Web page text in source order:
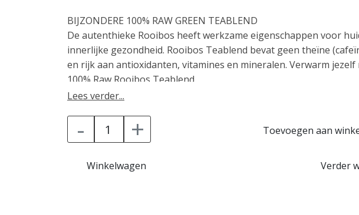
BIJZONDERE 100% RAW GREEN TEABLEND
De autenthieke Rooibos heeft werkzame eigenschappen voor
innerlijke gezondheid. Rooibos Teablend bevat geen theïne
en rijk aan antioxidanten, vitamines en mineralen. Verwarm jezelf
100% Raw Rooibos Teablend.
Lees verder...
- + Toevoegen aan
Winkelwagen Verder